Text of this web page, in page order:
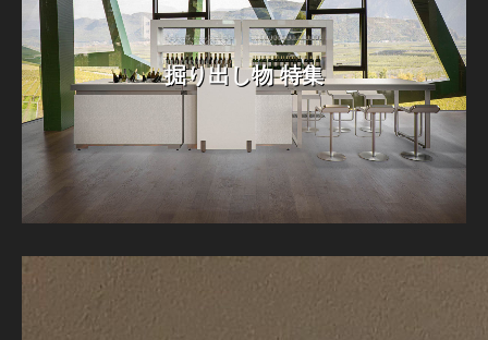
掘り出し物 特集